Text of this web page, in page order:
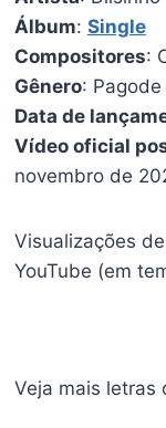
Álbum: Single
Compositores:
Gênero: Pagode
Data de
Vídeo oficial
novembro de
Visualizações de
YouTube (em
Veja mais letras